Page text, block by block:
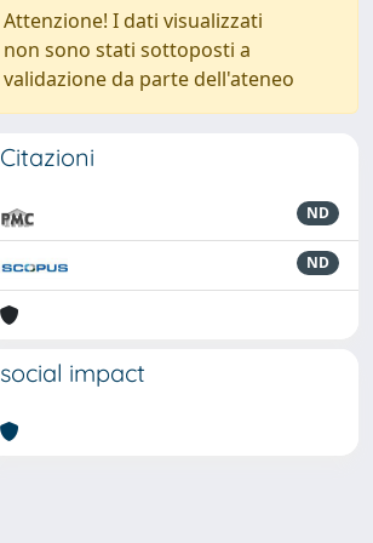
Attenzione! I dati visualizzati
non sono stati sottoposti a
validazione da parte dell'ateneo
Citazioni
ND
ND
social impact